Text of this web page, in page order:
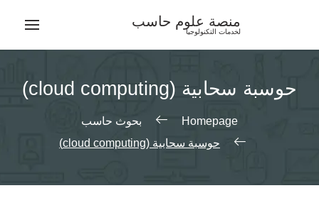
منصة علوم حاسب
لخدمات التكنولوجيا
حوسبة سحابية (cloud computing)
Homepage
بحوث حاسب
حوسبة سحابية (cloud computing)